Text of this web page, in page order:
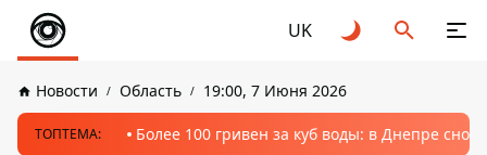
UK
Новости Область 19:00, 7 Июня 2026
ТОПТЕМА: Более 100 гривен за куб воды: в Днепре